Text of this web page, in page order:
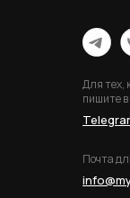
Для тех,
пишите
Почта